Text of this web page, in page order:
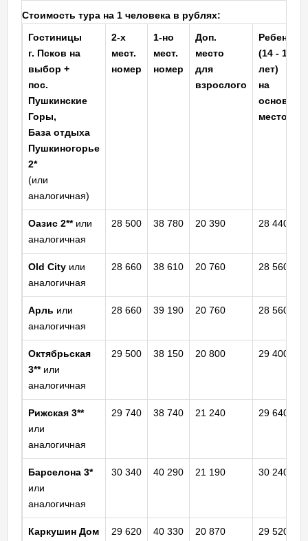
Стоимость тура на 1 человека в рублях:
Гостиницы
г. Псков на
выбор +
пос.
Пушкинские
Горы,
База отдыха
Пушкиногорье
2*
(или
аналогичная)
2-х
мест.
номер
1-но
мест.
номер
Доп.
место
для
взрослого
Ребенок
(14 - 17
лет)
на
основное
место
Оазис 2**или
аналогичная
28 500 38 780 20 390 28 440
Old City или
аналогичная
28 660 38 610 20 760 28 560
Арль или
аналогичная
28 660 39 190 20 760 28 560
Октябрьская
3**или
аналогичная
29 500 38 150 20 800 29 400
Рижская 3**
или
аналогичная
29 740 38 740 21 240 29 640
Барселона 3*
или
аналогичная
30 340 40 290 21 190 30 240
Каркушин Дом
29 620 40 330 20 870 29 520